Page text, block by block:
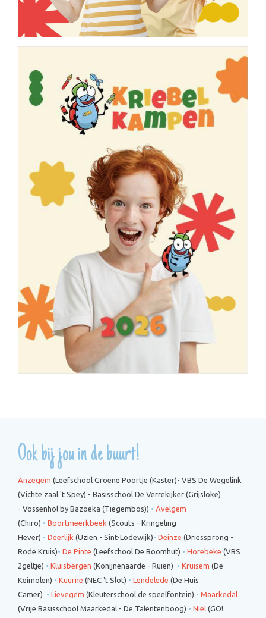
Ook bij jou in de buurt!
Anzegem (Leefschool Groene Poortje (Kaster)- VBS De Wegelink
(Vichte zaal 't Spey) - Basisschool De Verrekijker (Grijsloke)
- Vossenhol by Bazoeka (Tiegembos)) • Avelgem
(Chiro) • Boortmeerkbeek (Scouts - Kringeling
Hever) • Deerlijk (Uzien - Sint-Lodewijk)• Deinze (Driessprong -
Rode Kruis)• De Pinte (Leefschool De Boomhut) • Horebeke (VBS
2geltje) • Kluisbergen (Konijnenaarde - Ruien) • Kruisem (De
Keimolen) • Kuurne (NEC 't Slot) • Lendelede (De Huis
Camer) • Lievegem (Kleuterschool de speelfontein) • Maarkedal
(Vrije Basisschool Maarkedal - De Talentenboog) • Niel (GO!